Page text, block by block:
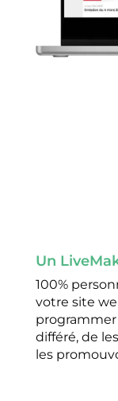
Un
100%
votre site
programmer
différé, de
les